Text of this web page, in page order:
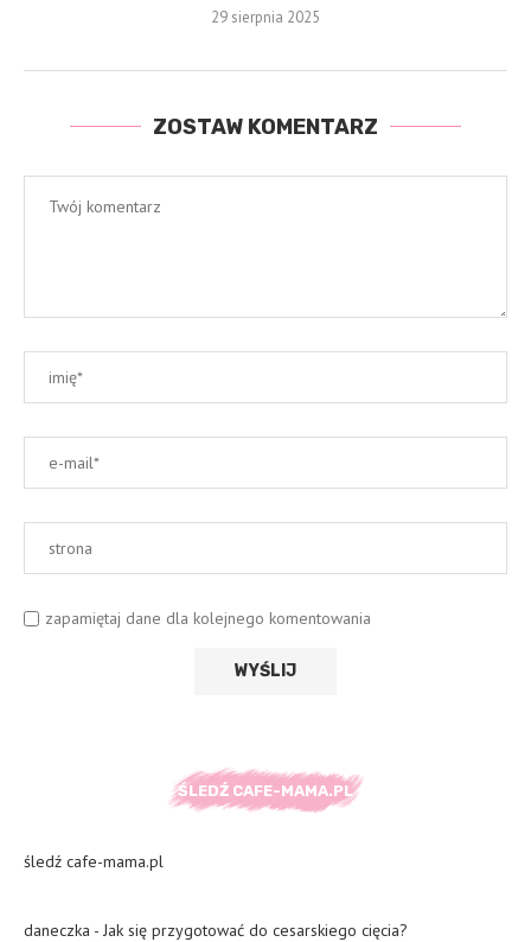
29 sierpnia 2025
ZOSTAW KOMENTARZ
zapamiętaj dane dla kolejnego komentowania
ŚLEDŹ CAFE-MAMA.PL
śledź cafe-mama.pl
daneczka - Jak się przygotować do cesarskiego cięcia?